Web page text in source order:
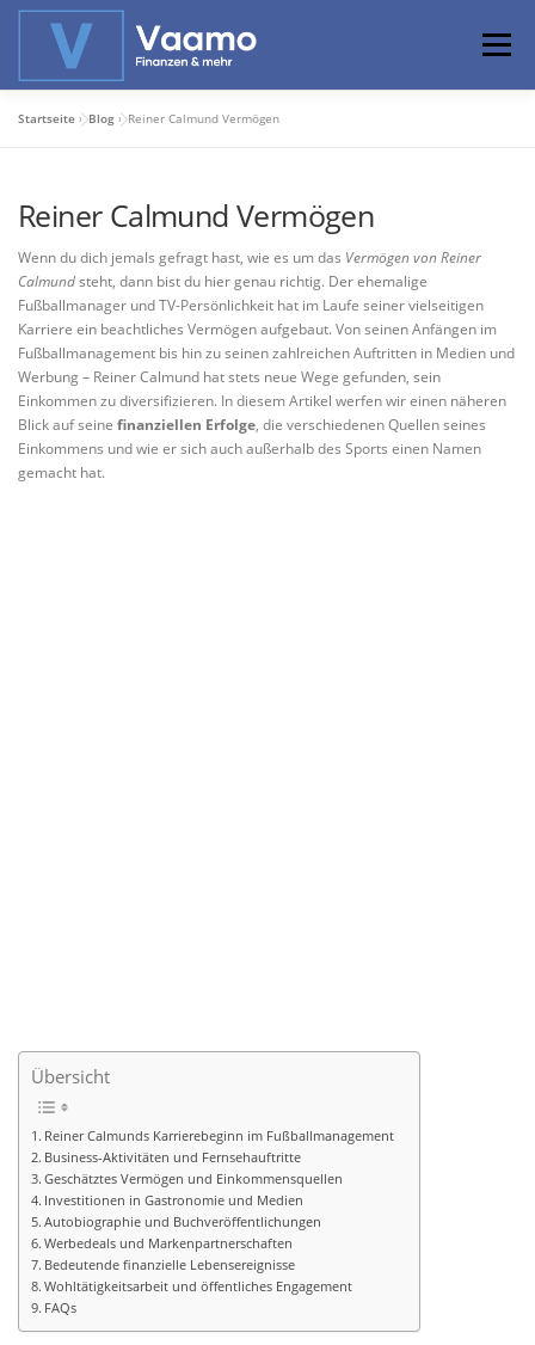
Zum
Menü
PROFIWISSEN ALTERSVORSORGE
PRIVATIER WERDEN
Startseite »Blog »Reiner Calmund Vermögen
Reiner Calmund Vermögen
Wenn du dich jemals gefragt hast, wie es um das Vermögen von Reiner
Calmundsteht, dann bist du hier genau richtig. Der ehemalige
Fußballmanager und TV-Persönlichkeit hat im Laufe seiner vielseitigen
Karriere ein beachtliches Vermögen aufgebaut. Von seinen Anfängen im
Fußballmanagement bis hin zu seinen zahlreichen Auftritten in Medien und
Werbung – Reiner Calmund hat stets neue Wege gefunden, sein
Einkommen zu diversifizieren. In diesem Artikel werfen wir einen näheren
Blick auf seine finanziellen Erfolge, die verschiedenen Quellen seines
Einkommens und wie er sich auch außerhalb des Sports einen Namen
gemacht hat.
Übersicht
Reiner Calmunds Karrierebeginn im Fußballmanagement
Business-Aktivitäten und Fernsehauftritte
Geschätztes Vermögen und Einkommensquellen
Investitionen in Gastronomie und Medien
Autobiographie und Buchveröffentlichungen
Werbedeals und Markenpartnerschaften
Bedeutende finanzielle Lebensereignisse
Wohltätigkeitsarbeit und öffentliches Engagement
FAQs